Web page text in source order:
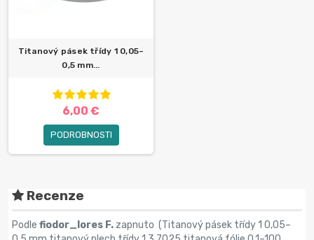
Titanový pásek třídy 1 0,05–
0,5 mm...
6,00 €
PODROBNOSTI
Recenze
Podle fiodor_lores F. zapnuto (Titanový pásek třídy 1 0,05–